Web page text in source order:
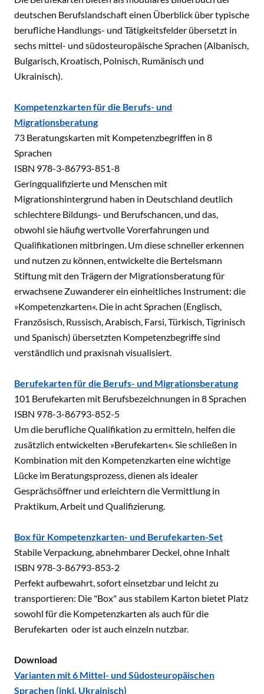
deutschen Berufslandschaft einen Überblick über typische
berufliche Handlungs- und Tätigkeitsfelder übersetzt in
sechs mittel- und südosteuropäische Sprachen (Albanisch,
Bulgarisch, Kroatisch, Polnisch, Rumänisch und
Ukrainisch).
Kompetenzkarten für die Berufs- und
Migrationsberatung
73 Beratungskarten mit Kompetenzbegriffen in 8
Sprachen
ISBN 978-3-86793-851-8
Geringqualifizierte und Menschen mit
Migrationshintergrund haben in Deutschland deutlich
schlechtere Bildungs- und Berufschancen, und das,
obwohl sie häufig wertvolle Vorerfahrungen und
Qualifikationen mitbringen. Um diese schneller erkennen
und nutzen zu können, entwickelte die Bertelsmann
Stiftung mit den Trägern der Migrationsberatung für
erwachsene Zuwanderer ein einheitliches Instrument: die
»Kompetenzkarten«. Die in acht Sprachen (Englisch,
Französisch, Russisch, Arabisch, Farsi, Türkisch, Tigrinisch
und Spanisch) übersetzten Kompetenzbegriffe sind
verständlich und praxisnah visualisiert.
Berufekarten für die Berufs- und Migrationsberatung
101 Berufekarten mit Berufsbezeichnungen in 8 Sprachen
ISBN 978-3-86793-852-5
Um die berufliche Qualifikation zu ermitteln, helfen die
zusätzlich entwickelten »Berufekarten«. Sie schließen in
Kombination mit den Kompetenzkarten eine wichtige
Lücke im Beratungsprozess, dienen als idealer
Gesprächsöffner und erleichtern die Vermittlung in
Praktikum, Arbeit und Qualifizierung.
Box für Kompetenzkarten- und Berufekarten-Set
Stabile Verpackung, abnehmbarer Deckel, ohne Inhalt
ISBN 978-3-86793-853-2
Perfekt aufbewahrt, sofort einsetzbar und leicht zu
transportieren: Die "Box" aus stabilem Karton bietet Platz
sowohl für die Kompetenzkarten als auch für die
Berufekarten oder ist auch einzeln nutzbar.
Download
Varianten mit 6 Mittel- und Südosteuropäischen
Sprachen (inkl. Ukrainisch)